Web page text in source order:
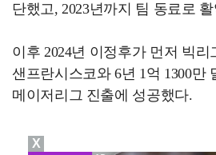
단했고, 2023년까지 팀 동료로
이후 2024년 이정후가 먼저 빅
샌프란시스코와 6년 1억 1300만
메이저리그 진출에 성공했다.
X